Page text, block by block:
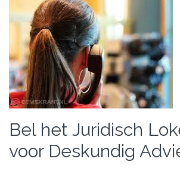
Bel het Juridisch
voor Deskundig